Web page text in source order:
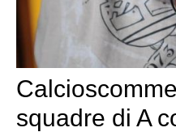
squadre di A